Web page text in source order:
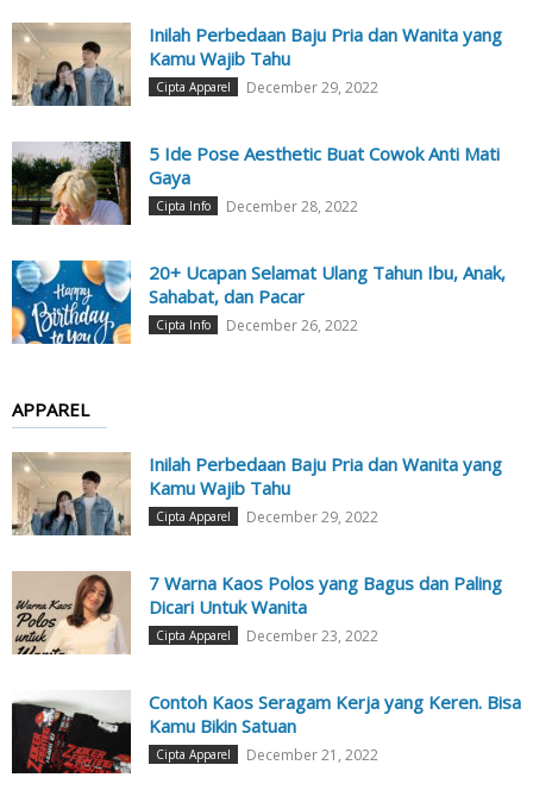
Inilah Perbedaan Baju Pria dan Wanita yang
Kamu Wajib Tahu
Cipta Apparel December 29, 2022
5 Ide Pose Aesthetic Buat Cowok Anti Mati
Gaya
Cipta Info December 28, 2022
20+ Ucapan Selamat Ulang Tahun Ibu, Anak,
Sahabat, dan Pacar
Cipta Info December 26, 2022
APPAREL
Inilah Perbedaan Baju Pria dan Wanita yang
Kamu Wajib Tahu
Cipta Apparel December 29, 2022
7 Warna Kaos Polos yang Bagus dan Paling
Dicari Untuk Wanita
Cipta Apparel December 23, 2022
Contoh Kaos Seragam Kerja yang Keren. Bisa
Kamu Bikin Satuan
Cipta Apparel December 21, 2022